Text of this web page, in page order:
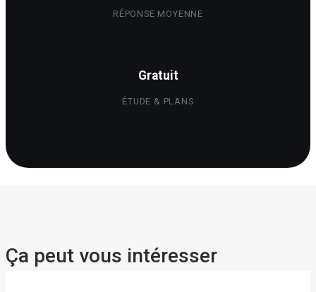
RÉPONSE MOYENNE
Gratuit
ÉTUDE & PLANS
Ça peut vous intéresser